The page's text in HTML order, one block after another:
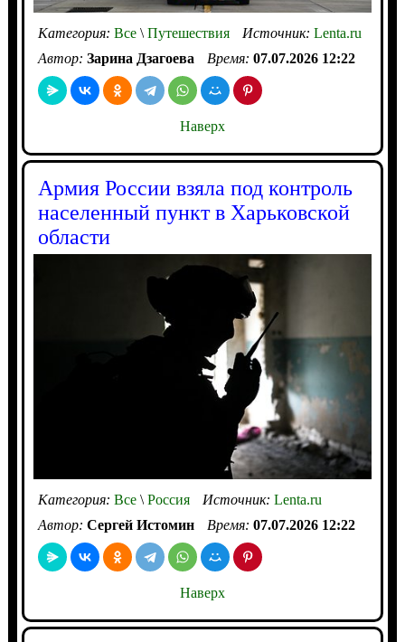
Категория: Все\Путешествия Источник: Lenta.ru
Автор: Зарина Дзагоева Время: 07.07.2026 12:22
Наверх
Армия России взяла под контроль
населенный пункт в Харьковской
области
Категория: Все\Россия Источник: Lenta.ru
Автор: Сергей Истомин Время: 07.07.2026 12:22
Наверх